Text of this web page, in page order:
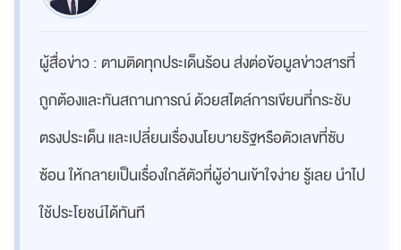
ผู้สื่อข่าว : ตามติดทุกประเด็นร้อน ส่งต่อข้อมูลข่าวสารที่
ถูกต้องและทันสถานการณ์ ด้วยสไตล์การเขียนที่กระชับ
ตรงประเด็น และเปลี่ยนเรื่องนโยบายรัฐหรือตัวเลขที่ซับ
ซ้อน ให้กลายเป็นเรื่องใกล้ตัวที่ผู้อ่านเข้าใจง่าย รู้เลย นำไป
ใช้ประโยชน์ได้ทันที